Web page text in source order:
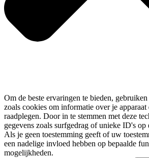
Om de beste ervaringen te bieden,
zoals cookies om informatie over je apparaat
raadplegen. Door in te stemmen met deze
gegevens zoals surfgedrag of unieke ID's op
Als je geen toestemming geeft of uw
een nadelige invloed hebben op bepaalde
mogelijkheden.